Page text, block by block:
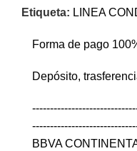
Etiqueta: LINEA
Forma de pago
Depósito,
BBVA